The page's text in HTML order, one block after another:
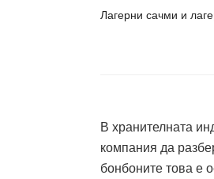
Лагерни сачми и
В хранителната
компания да
бонбоните това е